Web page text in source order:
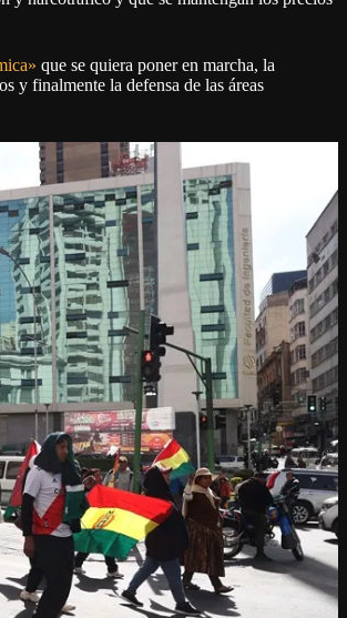
que se quiera poner en marcha, la
y finalmente la defensa de las áreas